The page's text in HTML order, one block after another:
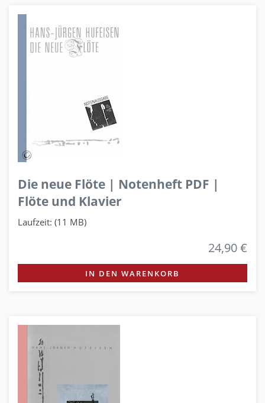
Die neue Flöte | Notenheft PDF |
Flöte und Klavier
Laufzeit: (11 MB)
24,90 €
IN DEN WARENKORB